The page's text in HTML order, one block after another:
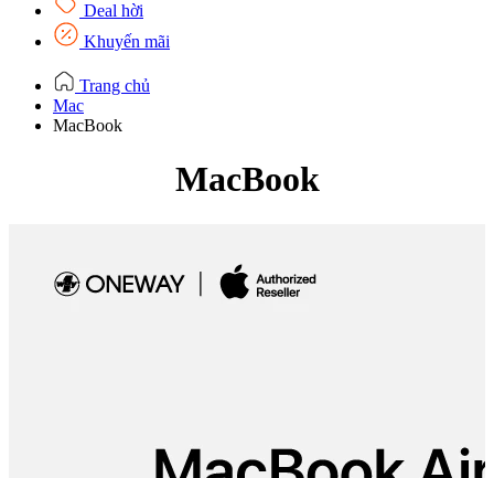
Deal hời
Khuyến mãi
Trang chủ
Mac
MacBook
MacBook